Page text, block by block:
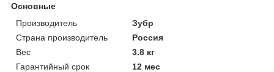
Основные
Производитель
Зубр
Страна производитель
Россия
Вес
3.8 кг
Гарантийный срок
12 мес